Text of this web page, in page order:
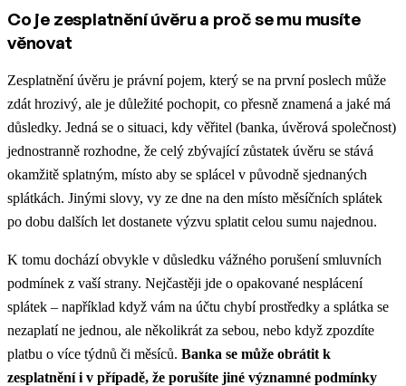
Co je zesplatnění úvěru a proč se mu musíte
věnovat
Zesplatnění úvěru je právní pojem, který se na první poslech může
zdát hrozivý, ale je důležité pochopit, co přesně znamená a jaké má
důsledky. Jedná se o situaci, kdy věřitel (banka, úvěrová společnost)
jednostranně rozhodne, že celý zbývající zůstatek úvěru se stává
okamžitě splatným, místo aby se splácel v původně sjednaných
splátkách. Jinými slovy, vy ze dne na den místo měsíčních splátek
po dobu dalších let dostanete výzvu splatit celou sumu najednou.
K tomu dochází obvykle v důsledku vážného porušení smluvních
podmínek z vaší strany. Nejčastěji jde o opakované nesplácení
splátek – například když vám na účtu chybí prostředky a splátka se
nezaplatí ne jednou, ale několikrát za sebou, nebo když zpozdíte
platbu o více týdnů či měsíců. Banka se může obrátit k
zesplatnění i v případě, že porušíte jiné významné podmínky